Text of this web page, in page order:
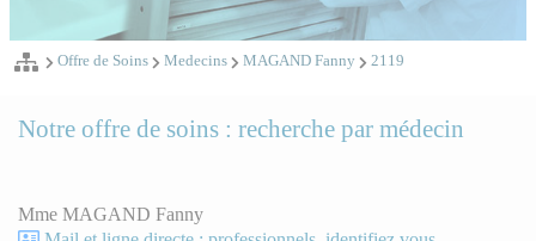
Offre de Soins Medecins MAGAND Fanny 2119
Notre offre de soins : recherche par médecin
Mme MAGAND Fanny